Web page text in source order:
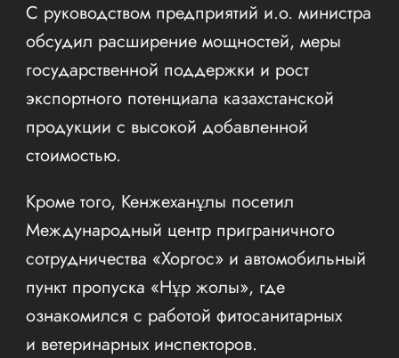
С руководством предприятий и.о. министра
обсудил расширение мощностей, меры
государственной поддержки и рост
экспортного потенциала казахстанской
продукции с высокой добавленной
стоимостью.
Кроме того, Кенжеханұлы посетил
Международный центр приграничного
сотрудничества «Хоргос» и автомобильный
пункт пропуска «Нұр жолы», где
ознакомился с работой фитосанитарных
и ветеринарных инспекторов.